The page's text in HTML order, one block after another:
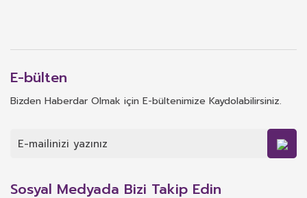
E-bülten
Bizden Haberdar Olmak için E-bültenimize Kaydolabilirsiniz.
Sosyal Medyada Bizi Takip Edin